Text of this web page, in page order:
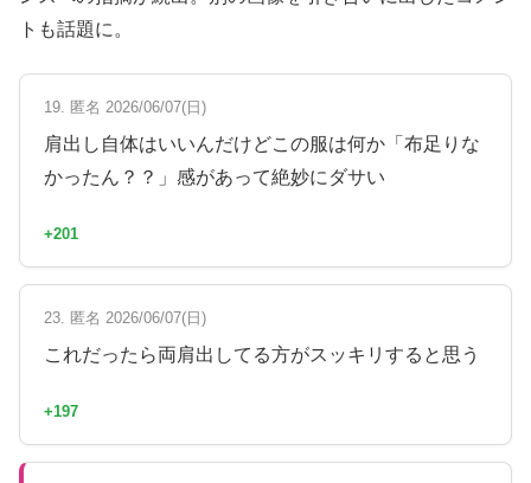
トも話題に。
19. 匿名 2026/06/07(日)
肩出し自体はいいんだけどこの服は何か「布足りな
かったん？？」感があって絶妙にダサい
+201
23. 匿名 2026/06/07(日)
これだったら両肩出してる方がスッキリすると思う
+197